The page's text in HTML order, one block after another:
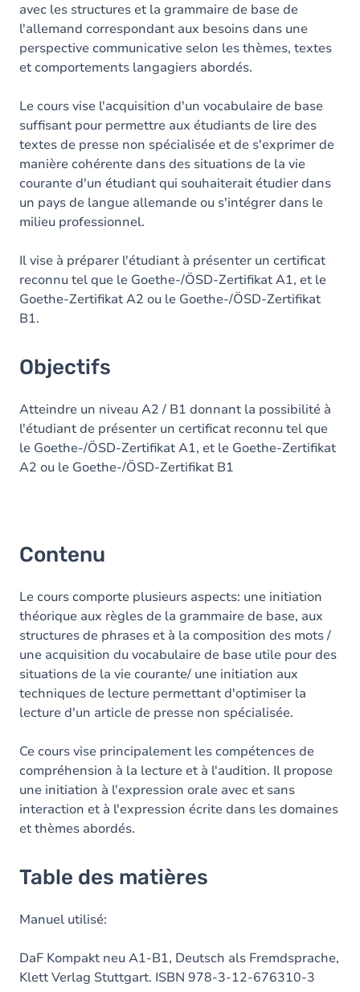
avec les structures et la grammaire de base de
l'allemand correspondant aux besoins dans une
perspective communicative selon les thèmes, textes
et comportements langagiers abordés.
Le cours vise l'acquisition d'un vocabulaire de base
suffisant pour permettre aux étudiants de lire des
textes de presse non spécialisée et de s'exprimer de
manière cohérente dans des situations de la vie
courante d'un étudiant qui souhaiterait étudier dans
un pays de langue allemande ou s'intégrer dans le
milieu professionnel.
Il vise à préparer l'étudiant à présenter un certificat
reconnu tel que le Goethe-/ÖSD-Zertifikat A1, et le
Goethe-Zertifikat A2 ou le Goethe-/ÖSD-Zertifikat
B1.
Objectifs
Atteindre un niveau A2 / B1 donnant la possibilité à
l'étudiant de présenter un certificat reconnu tel que
le Goethe-/ÖSD-Zertifikat A1, et le Goethe-Zertifikat
A2 ou le Goethe-/ÖSD-Zertifikat B1
Contenu
Le cours comporte plusieurs aspects: une initiation
théorique aux règles de la grammaire de base, aux
structures de phrases et à la composition des mots /
une acquisition du vocabulaire de base utile pour des
situations de la vie courante/ une initiation aux
techniques de lecture permettant d'optimiser la
lecture d'un article de presse non spécialisée.
Ce cours vise principalement les compétences de
compréhension à la lecture et à l'audition. Il propose
une initiation à l'expression orale avec et sans
interaction et à l'expression écrite dans les domaines
et thèmes abordés.
Table des matières
Manuel utilisé:
DaF Kompakt neu A1-B1, Deutsch als Fremdsprache,
Klett Verlag Stuttgart. ISBN 978-3-12-676310-3